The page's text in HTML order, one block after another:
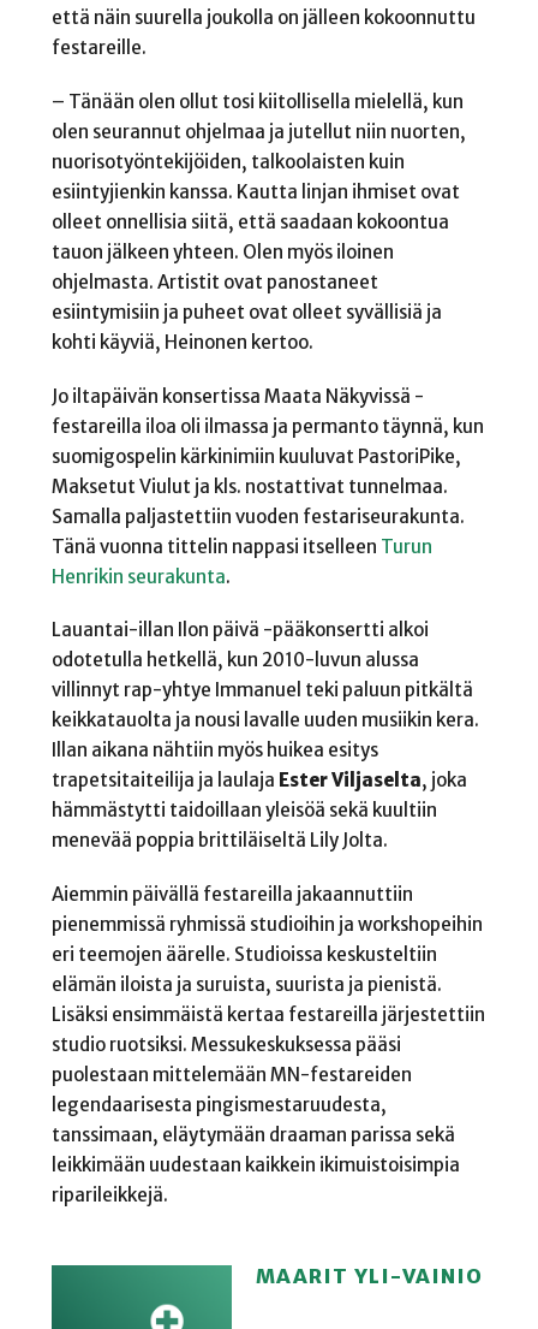
että näin suurella joukolla on jälleen kokoonnuttu
festareille.
– Tänään olen ollut tosi kiitollisella mielellä, kun
olen seurannut ohjelmaa ja jutellut niin nuorten,
nuorisotyöntekijöiden, talkoolaisten kuin
esiintyjienkin kanssa. Kautta linjan ihmiset ovat
olleet onnellisia siitä, että saadaan kokoontua
tauon jälkeen yhteen. Olen myös iloinen
ohjelmasta. Artistit ovat panostaneet
esiintymisiin ja puheet ovat olleet syvällisiä ja
kohti käyviä, Heinonen kertoo.
Jo iltapäivän konsertissa Maata Näkyvissä -
festareilla iloa oli ilmassa ja permanto täynnä, kun
suomigospelin kärkinimiin kuuluvat PastoriPike,
Maksetut Viulut ja kls. nostattivat tunnelmaa.
Samalla paljastettiin vuoden festariseurakunta.
Tänä vuonna tittelin nappasi itselleen Turun
Henrikin seurakunta.
Lauantai-illan Ilon päivä -pääkonsertti alkoi
odotetulla hetkellä, kun 2010-luvun alussa
villinnyt rap-yhtye Immanuel teki paluun pitkältä
keikkatauolta ja nousi lavalle uuden musiikin kera.
Illan aikana nähtiin myös huikea esitys
trapetsitaiteilija ja laulaja Ester Viljaselta, joka
hämmästytti taidoillaan yleisöä sekä kuultiin
menevää poppia brittiläiseltä Lily Jolta.
Aiemmin päivällä festareilla jakaannuttiin
pienemmissä ryhmissä studioihin ja workshopeihin
eri teemojen äärelle. Studioissa keskusteltiin
elämän iloista ja suruista, suurista ja pienistä.
Lisäksi ensimmäistä kertaa festareilla järjestettiin
studio ruotsiksi. Messukeskuksessa pääsi
puolestaan mittelemään MN-festareiden
legendaarisesta pingismestaruudesta,
tanssimaan, eläytymään draaman parissa sekä
leikkimään uudestaan kaikkein ikimuistoisimpia
riparileikkejä.
MAARIT YLI-VAINIO